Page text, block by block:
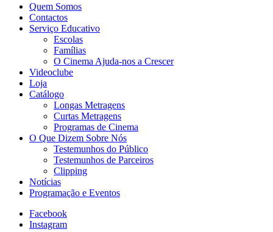
Quem Somos
Contactos
Serviço Educativo
Escolas
Famílias
O Cinema Ajuda-nos a Crescer
Videoclube
Loja
Catálogo
Longas Metragens
Curtas Metragens
Programas de Cinema
O Que Dizem Sobre Nós
Testemunhos do Público
Testemunhos de Parceiros
Clipping
Notícias
Programação e Eventos
Facebook
Instagram